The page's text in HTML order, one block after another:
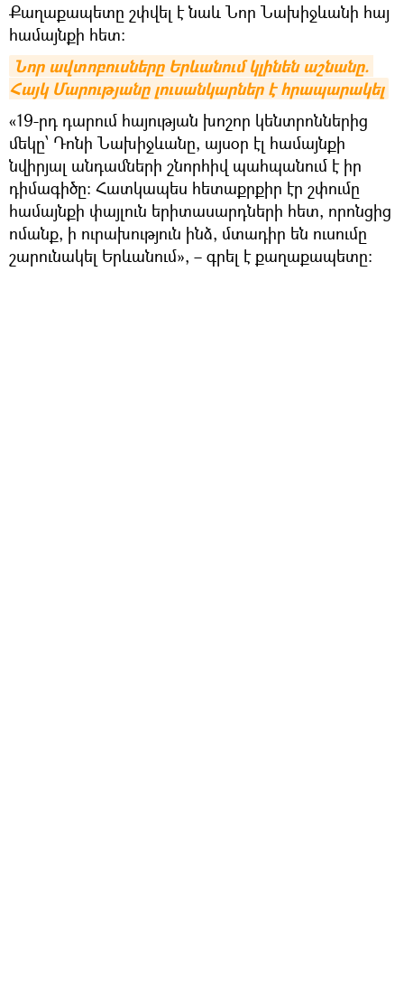
Քաղաքապետը շփվել է նաև Նոր Նախիջևանի հայ
համայնքի հետ։
Նոր ավտոբուսները Երևանում կլինեն աշնանը.
Հայկ Մարությանը լուսանկարներ է հրապարակել
«19-րդ դարում հայության խոշոր կենտրոններից
մեկը՝ Դոնի Նախիջևանը, այսօր էլ համայնքի
նվիրյալ անդամների շնորհիվ պահպանում է իր
դիմագիծը։ Հատկապես հետաքրքիր էր շփումը
համայնքի փայլուն երիտասարդների հետ, որոնցից
ոմանք, ի ուրախություն ինձ, մտադիր են ուսումը
շարունակել Երևանում», – գրել է քաղաքապետը։